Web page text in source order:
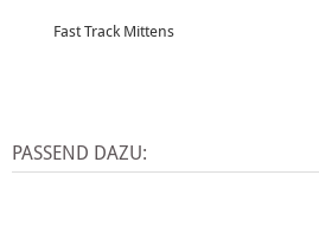
Fast Track Mittens
PASSEND DAZU: